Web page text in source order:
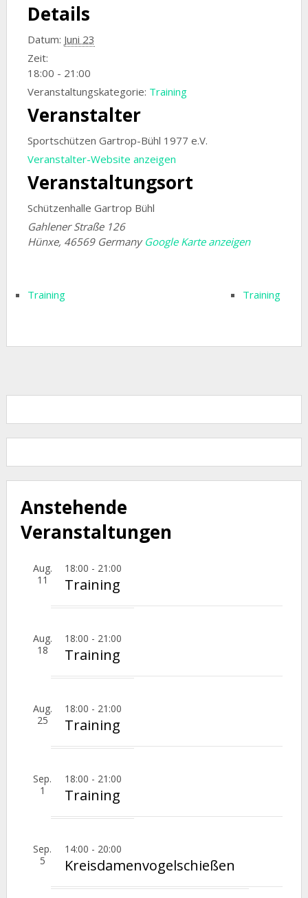
Details
Datum: Juni 23
Zeit:
18:00 - 21:00
Veranstaltungskategorie: Training
Veranstaltungsort
Schützenhalle Gartrop Bühl
Gahlener Straße 126
Hünxe, 46569 Germany Google Karte anzeigen
Veranstalter
Sportschützen Gartrop-Bühl 1977 e.V.
Veranstalter-Website anzeigen
Training Training
Anstehende
Veranstaltungen
Aug.
11
18:00 - 21:00
Training
Aug.
18
18:00 - 21:00
Training
Aug.
25
18:00 - 21:00
Training
Sep.
1
18:00 - 21:00
Training
Sep.
5
14:00 - 20:00
Kreisdamenvogelschießen